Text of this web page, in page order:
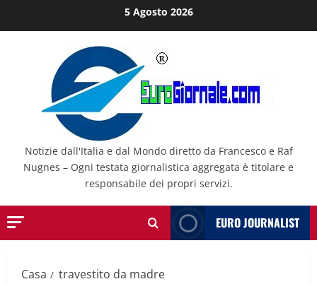
al
5 Agosto 2026
Notizie dall'Italia e dal Mondo diretto da Francesco e Raf
Nugnes – Ogni testata giornalistica aggregata è titolare e
responsabile dei propri servizi.
EURO JOURNALIST
Casa travestito da madre